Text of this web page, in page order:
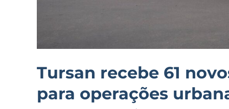
Tursan recebe 61
para operações